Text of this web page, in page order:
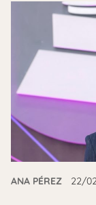
ANA PÉREZ 22/